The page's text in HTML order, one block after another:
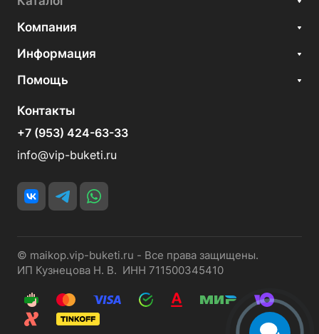
Компания
Информация
Помощь
Контакты
+7 (953) 424-63-33
info@vip-buketi.ru
© maikop.vip-buketi.ru - Все права защищены.
ИП Кузнецова Н. В. ИНН 711500345410